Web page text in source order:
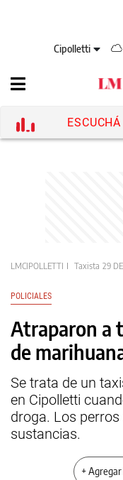
Cipolletti
ESCUCHÁ
LMCIPOLLETTI Taxista 29
POLICIALES
Atraparon a
de
Se trata de un
en Cipolletti
droga. Los
sustancias.
+